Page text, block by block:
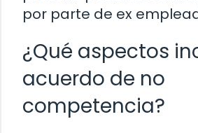
por parte de ex
¿Qué aspectos
acuerdo de no
competencia?